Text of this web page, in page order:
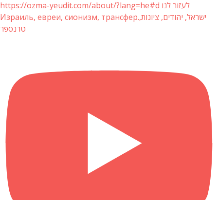
https://ozma-yeudit.com/about/?lang=he#d לעזור לנו
Израиль, евреи, сионизм, трансфер.ישראל, יהודים, ציונות,
טרנספר